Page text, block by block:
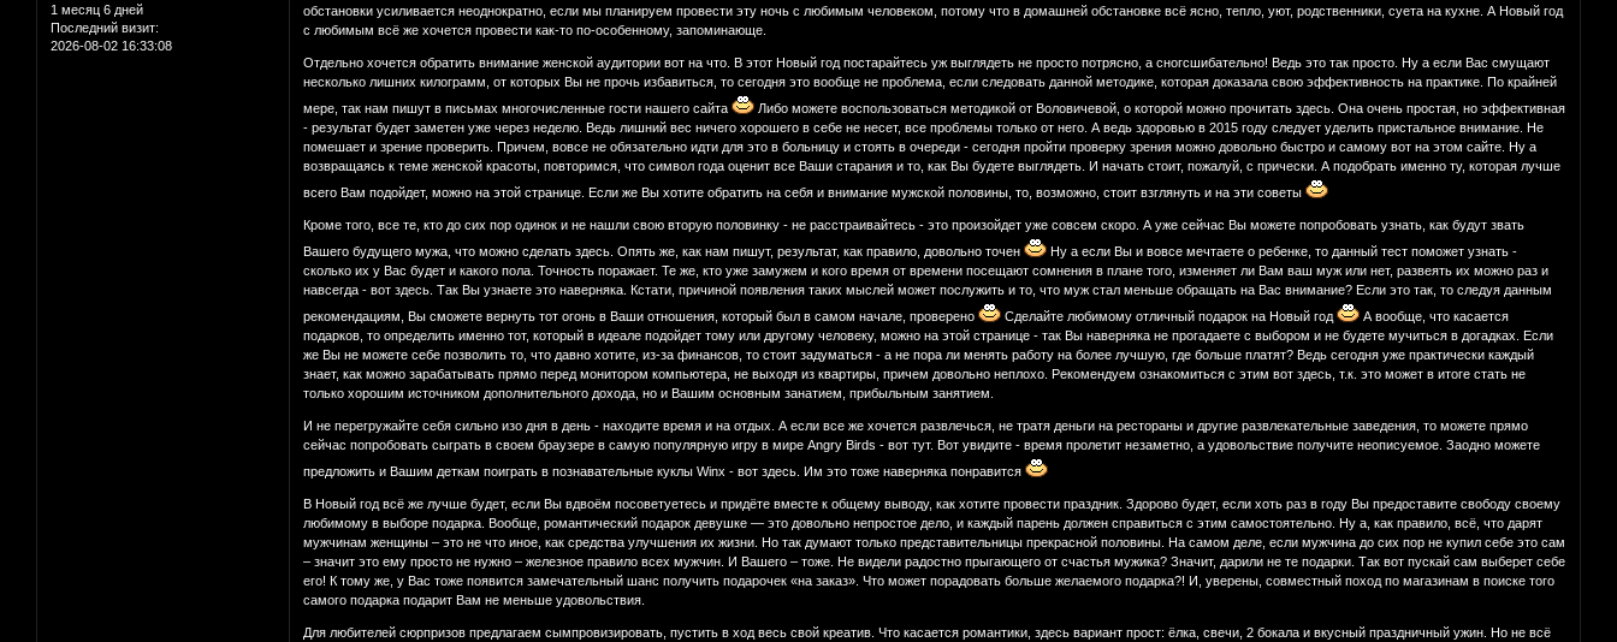
1 месяц 6 дней
Последний визит:
2026-08-02 16:33:08
обстановки усиливается неоднократно, если мы планируем провести эту ночь с любимым человеком, потому что в домашней обстановке всё ясно, тепло, уют, родственники, суета на кухне. А Новый год
с любимым всё же хочется провести как-то по-особенному, запоминающе.
Отдельно хочется обратить внимание женской аудитории вот на что. В этот Новый год постарайтесь уж выглядеть не просто потрясно, а сногсшибательно! Ведь это так просто. Ну а если Вас смущают
несколько лишних килограмм, от которых Вы не прочь избавиться, то сегодня это вообще не проблема, если следовать данной методике, которая доказала свою эффективность на практике. По крайней
мере, так нам пишут в письмах многочисленные гости нашего сайта
Либо можете воспользоваться методикой от Воловичевой, о которой можно прочитать здесь. Она очень простая, но эффективная
- результат будет заметен уже через неделю. Ведь лишний вес ничего хорошего в себе не несет, все проблемы только от него. А ведь здоровью в 2015 году следует уделить пристальное внимание. Не
помешает и зрение проверить. Причем, вовсе не обязательно идти для это в больницу и стоять в очереди - сегодня пройти проверку зрения можно довольно быстро и самому вот на этом сайте. Ну а
возвращаясь к теме женской красоты, повторимся, что символ года оценит все Ваши старания и то, как Вы будете выглядеть. И начать стоит, пожалуй, с прически. А подобрать именно ту, которая лучше
всего Вам подойдет, можно на этой странице. Если же Вы хотите обратить на себя и внимание мужской половины, то, возможно, стоит взглянуть и на эти советы
Кроме того, все те, кто до сих пор одинок и не нашли свою вторую половинку - не расстраивайтесь - это произойдет уже совсем скоро. А уже сейчас Вы можете попробовать узнать, как будут звать
Вашего будущего мужа, что можно сделать здесь. Опять же, как нам пишут, результат, как правило, довольно точен
Ну а если Вы и вовсе мечтаете о ребенке, то данный тест поможет узнать -
сколько их у Вас будет и какого пола. Точность поражает. Те же, кто уже замужем и кого время от времени посещают сомнения в плане того, изменяет ли Вам ваш муж или нет, развеять их можно раз и
навсегда - вот здесь. Так Вы узнаете это наверняка. Кстати, причиной появления таких мыслей может послужить и то, что муж стал меньше обращать на Вас внимание? Если это так, то следуя данным
рекомендациям, Вы сможете вернуть тот огонь в Ваши отношения, который был в самом начале, проверено
Сделайте любимому отличный подарок на Новый год
А вообще, что касается
подарков, то определить именно тот, который в идеале подойдет тому или другому человеку, можно на этой странице - так Вы наверняка не прогадаете с выбором и не будете мучиться в догадках. Если
же Вы не можете себе позволить то, что давно хотите, из-за финансов, то стоит задуматься - а не пора ли менять работу на более лучшую, где больше платят? Ведь сегодня уже практически каждый
знает, как можно зарабатывать прямо перед монитором компьютера, не выходя из квартиры, причем довольно неплохо. Рекомендуем ознакомиться с этим вот здесь, т.к. это может в итоге стать не
только хорошим источником дополнительного дохода, но и Вашим основным занатием, прибыльным занятием.
И не перегружайте себя сильно изо дня в день - находите время и на отдых. А если все же хочется развлечься, не тратя деньги на рестораны и другие развлекательные заведения, то можете прямо
сейчас попробовать сыграть в своем браузере в самую популярную игру в мире Angry Birds - вот тут. Вот увидите - время пролетит незаметно, а удовольствие получите неописуемое. Заодно можете
предложить и Вашим деткам поиграть в познавательные куклы Winx - вот здесь. Им это тоже наверняка понравится
В Новый год всё же лучше будет, если Вы вдвоём посоветуетесь и придёте вместе к общему выводу, как хотите провести праздник. Здорово будет, если хоть раз в году Вы предоставите свободу своему
любимому в выборе подарка. Вообще, романтический подарок девушке — это довольно непростое дело, и каждый парень должен справиться с этим самостоятельно. Ну а, как правило, всё, что дарят
мужчинам женщины – это не что иное, как средства улучшения их жизни. Но так думают только представительницы прекрасной половины. На самом деле, если мужчина до сих пор не купил себе это сам
– значит это ему просто не нужно – железное правило всех мужчин. И Вашего – тоже. Не видели радостно прыгающего от счастья мужика? Значит, дарили не те подарки. Так вот пускай сам выберет себе
его! К тому же, у Вас тоже появится замечательный шанс получить подарочек «на заказ». Что может порадовать больше желаемого подарка?! И, уверены, совместный поход по магазинам в поиске того
самого подарка подарит Вам не меньше удовольствия.
Для любителей сюрпризов предлагаем сымпровизировать, пустить в ход весь свой креатив. Что касается романтики, здесь вариант прост: ёлка, свечи, 2 бокала и вкусный праздничный ужин. Но не всё